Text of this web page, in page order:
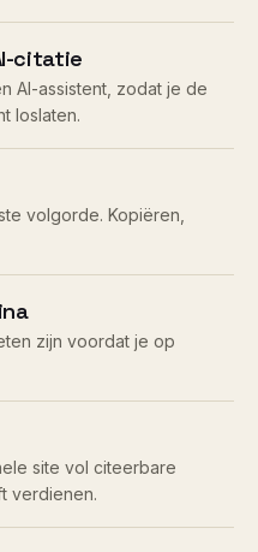
citatie
AI-assistent, zodat je de
loslaten.
volgorde. Kopiëren,
zijn voordat je op
site vol citeerbare
verdienen.